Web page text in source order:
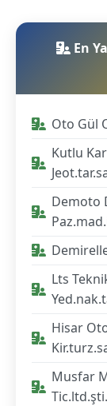
En
Oto Gül
Kutlu
Demoto
Lts
Hisar
Musfar
Tic.ltd.şti.